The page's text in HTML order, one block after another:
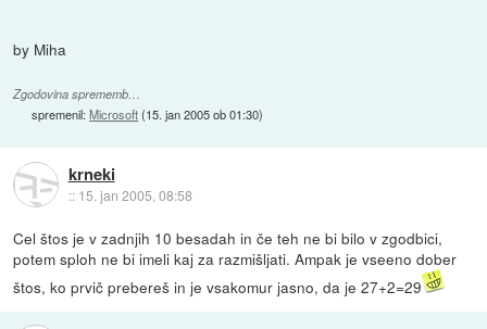
by Miha
Zgodovina sprememb…
spremenil:Microsoft(15. jan 2005 ob 01:30)
krneki
:: 15. jan 2005, 08:58
Cel štos je v zadnjih 10 besadah in če teh ne bi bilo v zgodbici,
potem sploh ne bi imeli kaj za razmišljati. Ampak je vseeno dober
štos, ko prvič prebereš in je vsakomur jasno, da je 27+2=29